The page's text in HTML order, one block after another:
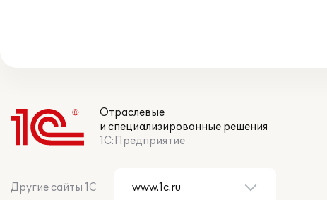
Отраслевые
и специализированные решения
1С:Предприятие
Другие сайты 1С